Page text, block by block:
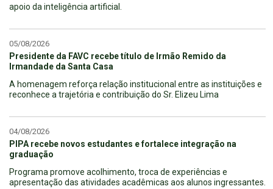
apoio da inteligência artificial.
05/08/2026
Presidente da FAVC recebe título de Irmão Remido da
Irmandade da Santa Casa
A homenagem reforça relação institucional entre as instituições e
reconhece a trajetória e contribuição do Sr. Elizeu Lima
04/08/2026
PIPA recebe novos estudantes e fortalece integração na
graduação
Programa promove acolhimento, troca de experiências e
apresentação das atividades acadêmicas aos alunos ingressantes.